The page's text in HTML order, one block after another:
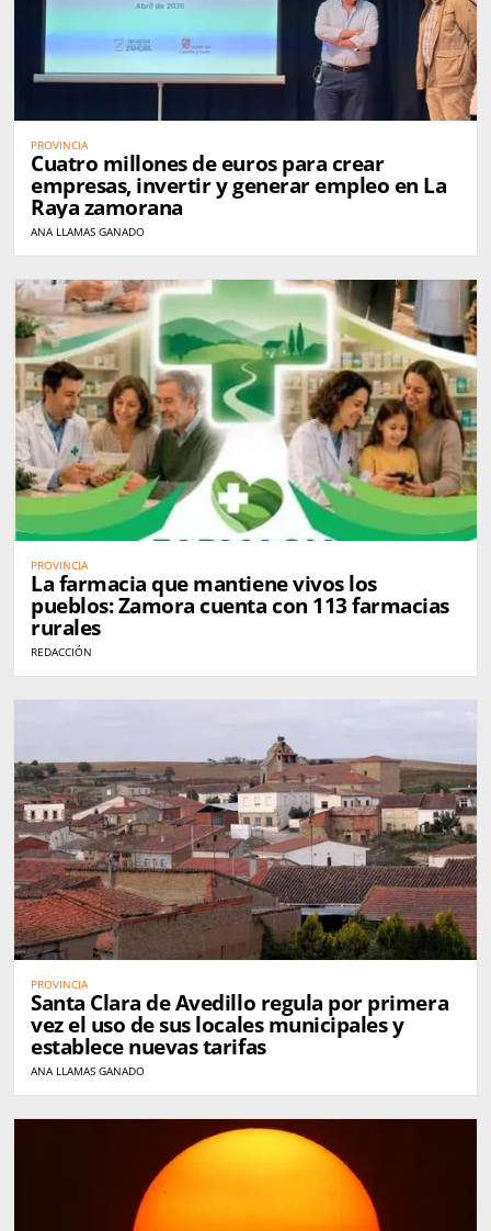
PROVINCIA
Cuatro millones de euros para crear
empresas, invertir y generar empleo en La
Raya zamorana
ANA LLAMAS GANADO
PROVINCIA
La farmacia que mantiene vivos los
pueblos: Zamora cuenta con 113 farmacias
rurales
REDACCIÓN
PROVINCIA
Santa Clara de Avedillo regula por primera
vez el uso de sus locales municipales y
establece nuevas tarifas
ANA LLAMAS GANADO